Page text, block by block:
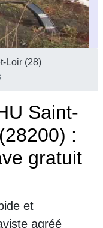
Loir (28)
Saint-
:
gratuit
et
agréé